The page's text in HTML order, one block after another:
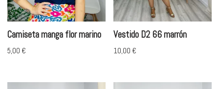
Camiseta manga flor marino
5,00 €
Vestido D2 66 marrón
10,00 €